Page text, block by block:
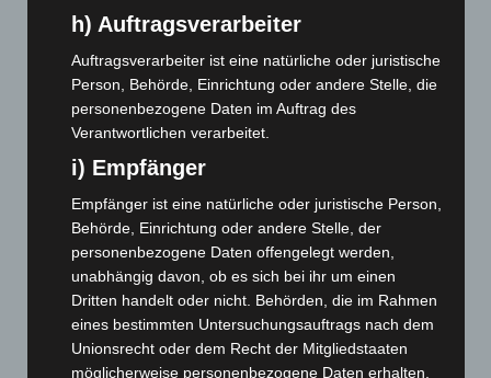
Dezember 2024
(89)
November 2024 (94)
Oktober 2024(93)
September 2024(112)
August 2024 (107)
Juli 2024(89)
Juni 2024(107)
Mai 2024(149)
April 2024(102)
März 2024 (103)
Februar 2024(103)
h) Auftragsverarbeiter
Auftragsverarbeiter ist eine natürliche oder juristische
Person, Behörde, Einrichtung oder andere Stelle, die
personenbezogene Daten im Auftrag des
Verantwortlichen verarbeitet.
i) Empfänger
Empfänger ist eine natürliche oder juristische Person,
Behörde, Einrichtung oder andere Stelle, der
personenbezogene Daten offengelegt werden,
unabhängig davon, ob es sich bei ihr um einen
Dritten handelt oder nicht. Behörden, die im Rahmen
eines bestimmten Untersuchungsauftrags nach dem
Unionsrecht oder dem Recht der Mitgliedstaaten
möglicherweise personenbezogene Daten erhalten,